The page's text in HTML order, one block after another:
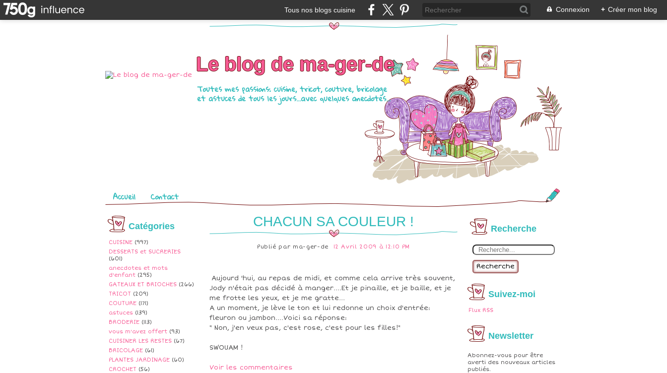
Tous nos blogs cuisine Connexion + Créer mon blog
Le blog de ma-ger-de
Toutes mes passions: cuisine, tricot, couture, bricolage
et astuces de tous les jours...avec quelques anecdotes...
Pages
Accueil Contact
Catégories
CUISINE (997)
DESSERTS et SUCRERIES
(601)
anecdotes et mots
d'enfant (295)
GATEAUX ET BRIOCHES (266)
TRICOT (209)
COUTURE (171)
astuces (139)
BRODERIE (113)
vous m'avez offert (93)
CUISINER LES RESTES (67)
BRICOLAGE (61)
PLANTES JARDINAGE (60)
CROCHET (56)
Recherche
Recherche
Suivez-moi
Flux RSS
Newsletter
Abonnez-vous pour être
averti des nouveaux articles
publiés.
CHACUN SA COULEUR !
Publié par ma-ger-de 12 Avril 2009 à 12:10 PM
Aujourd 'hui, au repas de midi, et comme cela arrive très souvent,
Jody n'était pas décidé à manger....Et je pinaille, et je baille, et je
me frotte les yeux, et je me gratte...
A un moment, je lève le ton et lui redonne un choix d'entrée:
fleuron ou jambon....Voici sa réponse:
" Non, j'en veux pas, c'est rose, c'est pour les filles!"
SWOUAM !
Voir les commentaires